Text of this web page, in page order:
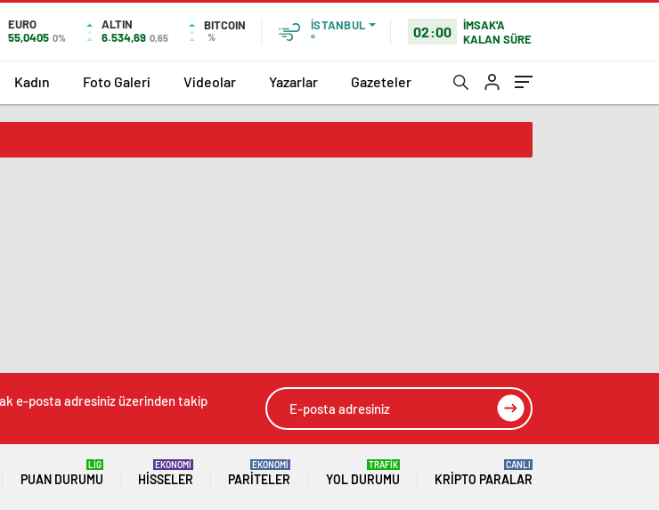
EURO
55,0405 0%
ALTIN
6.534,69 0,65
BITCOIN
%
İSTANBUL
°
02:00
İMSAK'A
KALAN SÜRE
Kadın Foto Galeri Videolar Yazarlar Gazeteler
e-posta adresiniz üzerinden takip
PUAN DURUMU
LİG
HISSELER
EKONOMİ
PARITELER
EKONOMİ
YOL DURUMU
TRAFİK
KRIPTO PARALAR
CANLI